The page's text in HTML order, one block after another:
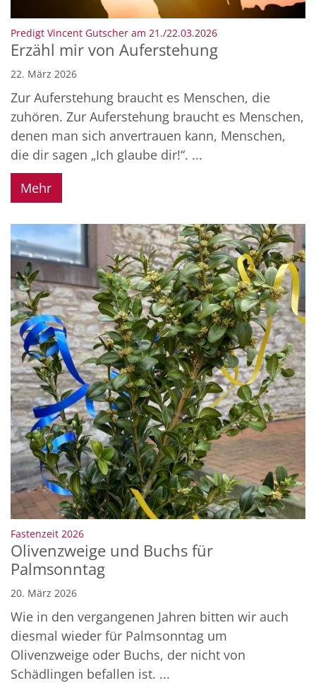
Predigt Vincent Gutscher am 21./22.03.2026:
Erzähl mir von Auferstehung
22. März 2026
Zur Auferstehung braucht es Menschen, die
zuhören. Zur Auferstehung braucht es Menschen,
denen man sich anvertrauen kann, Menschen,
die dir sagen „Ich glaube dir!“. ...
Mehr
Fastenzeit 2026:
Olivenzweige und Buchs für
Palmsonntag
20. März 2026
Wie in den vergangenen Jahren bitten wir auch
diesmal wieder für Palmsonntag um
Olivenzweige oder Buchs, der nicht von
Schädlingen befallen ist. ...